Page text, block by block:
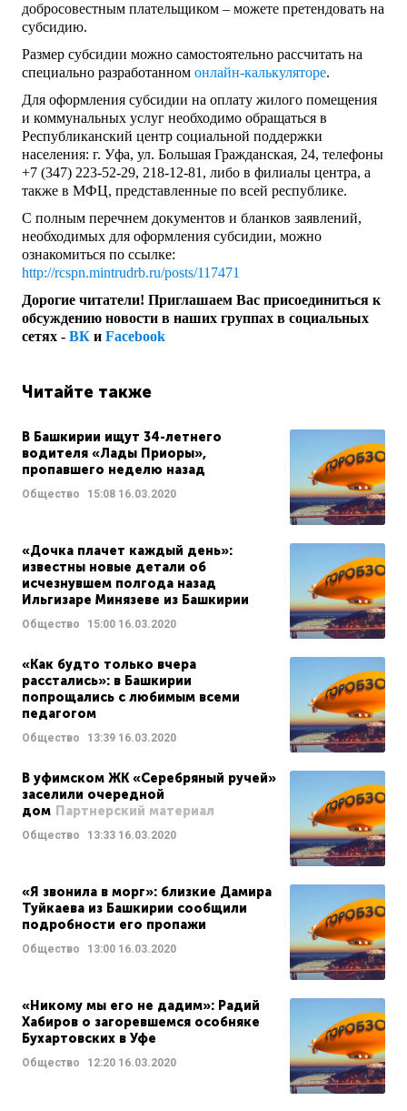
добросовестным плательщиком – можете претендовать на
субсидию.
Размер субсидии можно самостоятельно рассчитать на
специально разработанном онлайн-калькуляторе.
Для оформления субсидии на оплату жилого помещения
и коммунальных услуг необходимо обращаться в
Республиканский центр социальной поддержки
населения: г. Уфа, ул. Большая Гражданская, 24, телефоны
+7 (347) 223-52-29, 218-12-81, либо в филиалы центра, а
также в МФЦ, представленные по всей республике.
С полным перечнем документов и бланков заявлений,
необходимых для оформления субсидии, можно
ознакомиться по ссылке:
http://rcspn.mintrudrb.ru/posts/117471
Дорогие читатели! Приглашаем Вас присоединиться к
обсуждению новости в наших группах в социальных
сетях - ВК и Facebook
Читайте также
В Башкирии ищут 34-летнего
водителя «Лады Приоры»,
пропавшего неделю назад
Общество 15:08 16.03.2020
«Дочка плачет каждый день»:
известны новые детали об
исчезнувшем полгода назад
Ильгизаре Минязеве из Башкирии
Общество 15:00 16.03.2020
«Как будто только вчера
расстались»: в Башкирии
попрощались с любимым всеми
педагогом
Общество 13:39 16.03.2020
В уфимском ЖК «Серебряный ручей»
заселили очередной
дом Партнерский материал
Общество 13:33 16.03.2020
«Я звонила в морг»: близкие Дамира
Туйкаева из Башкирии сообщили
подробности его пропажи
Общество 13:00 16.03.2020
«Никому мы его не дадим»: Радий
Хабиров о загоревшемся особняке
Бухартовских в Уфе
Общество 12:20 16.03.2020